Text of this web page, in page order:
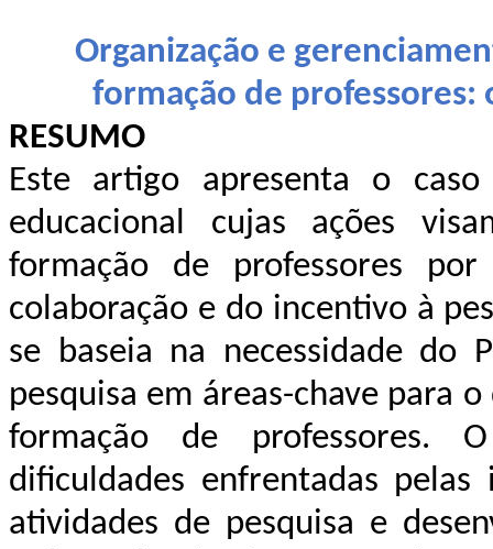
Organização e
formação de professores:
RESUMO
Este artigo apresenta o
educacional cujas ações
formação de professores
colaboração e do incentivo à
se baseia na necessidade do
pesquisa em áreas-chave para
formação de professores.
dificuldades enfrentadas
atividades de pesquisa e